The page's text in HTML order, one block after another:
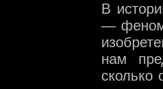
В
—
нам
сколько